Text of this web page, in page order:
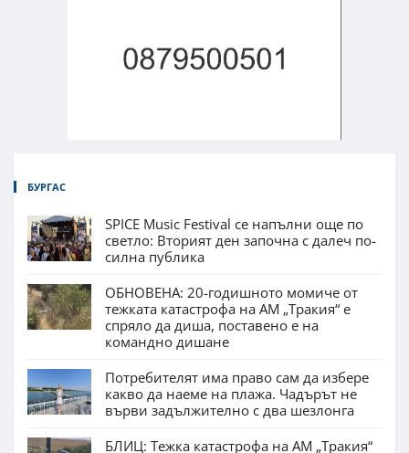
БУРГАС
SPICE Music Festival се напълни още по
светло: Вторият ден започна с далеч по-
силна публика
ОБНОВЕНА: 20-годишното момиче от
тежката катастрофа на АМ „Тракия“ е
спряло да диша, поставено е на
командно дишане
Потребителят има право сам да избере
какво да наеме на плажа. Чадърът не
върви задължително с два шезлонга
БЛИЦ: Тежка катастрофа на АМ „Тракия“